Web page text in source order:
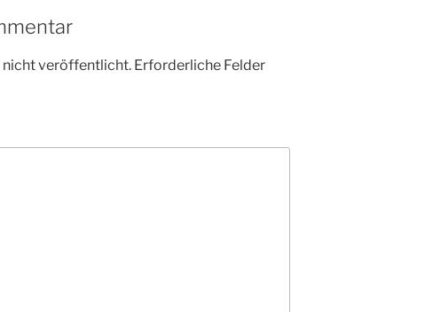
nicht veröffentlicht. Erforderliche Felder